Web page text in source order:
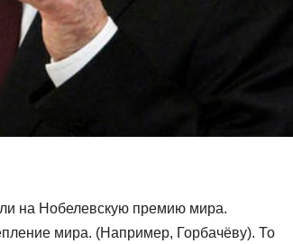
на Нобелевскую премию мира.
мира. (Например, Горбачёву). То